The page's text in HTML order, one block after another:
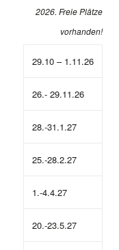
2026. Freie Plätze
vorhanden!
29.10 – 1.11.26
26.- 29.11.26
28.-31.1.27
25.-28.2.27
1.-4.4.27
20.-23.5.27